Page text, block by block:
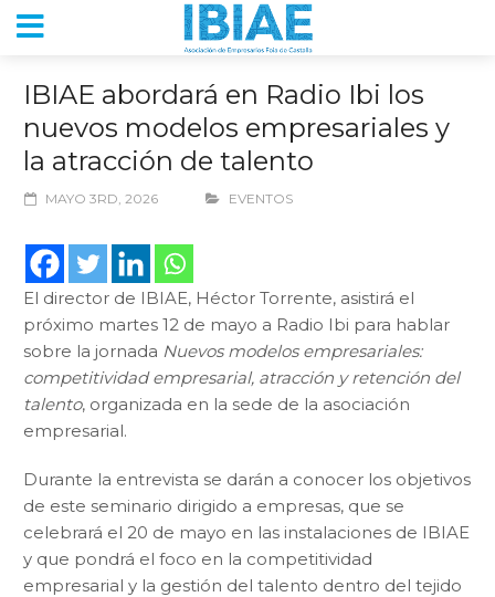
IBIAE abordará en Radio Ibi los
nuevos modelos empresariales y
la atracción de talento
MAYO 3RD, 2026 EVENTOS
El director de IBIAE, Héctor Torrente, asistirá el
próximo martes 12 de mayo a Radio Ibi para hablar
sobre la jornada Nuevos modelos empresariales:
competitividad empresarial, atracción y retención del
talento, organizada en la sede de la asociación
empresarial.
Durante la entrevista se darán a conocer los objetivos
de este seminario dirigido a empresas, que se
celebrará el 20 de mayo en las instalaciones de IBIAE
y que pondrá el foco en la competitividad
empresarial y la gestión del talento dentro del tejido